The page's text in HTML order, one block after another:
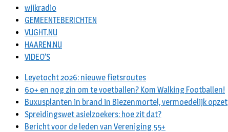
wijkradio
GEMEENTEBERICHTEN
VUGHT.NU
HAAREN.NU
VIDEO’S
Leyetocht 2026: nieuwe fietsroutes
60+ en nog zin om te voetballen? Kom Walking Footballen!
Buxusplanten in brand in Biezenmortel, vermoedelijk opzet
Spreidingswet asielzoekers: hoe zit dat?
Bericht voor de leden van Vereniging 55+